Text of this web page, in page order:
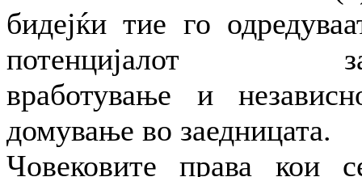
бидејќи тие го
потенцијалот
вработување и
домување во заедницата.
Човековите права кои